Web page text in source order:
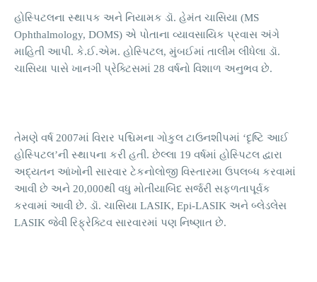
હોસ્પિટલના સ્થાપક અને નિયામક ડૉ. હેમંત ચાસિયા (MS
Ophthalmology, DOMS) એ પોતાના વ્યાવસાયિક પ્રવાસ અંગે
માહિતી આપી. કે.ઈ.એમ. હોસ્પિટલ, મુંબઈમાં તાલીમ લીધેલા ડૉ.
ચાસિયા પાસે ખાનગી પ્રેક્ટિસમાં 28 વર્ષનો વિશાળ અનુભવ છે.
તેમણે વર્ષ 2007માં વિરાર પશ્ચિમના ગોકુલ ટાઉનશીપમાં ‘દૃષ્ટિ આઈ
હોસ્પિટલ’ની સ્થાપના કરી હતી. છેલ્લા 19 વર્ષમાં હોસ્પિટલ દ્વારા
અદ્યતન આંખોની સારવાર ટેકનોલોજી વિસ્તારમા ઉપલબ્ધ કરવામાં
આવી છે અને 20,000થી વધુ મોતીયાબિંદ સર્જરી સફળતાપૂર્વક
કરવામાં આવી છે. ડૉ. ચાસિયા LASIK, Epi-LASIK અને બ્લેડલેસ
LASIK જેવી રિફ્રેક્ટિવ સારવારમાં પણ નિષ્ણાત છે.